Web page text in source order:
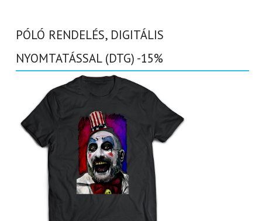
PÓLÓ RENDELÉS, DIGITÁLIS
NYOMTATÁSSAL (DTG) -15%